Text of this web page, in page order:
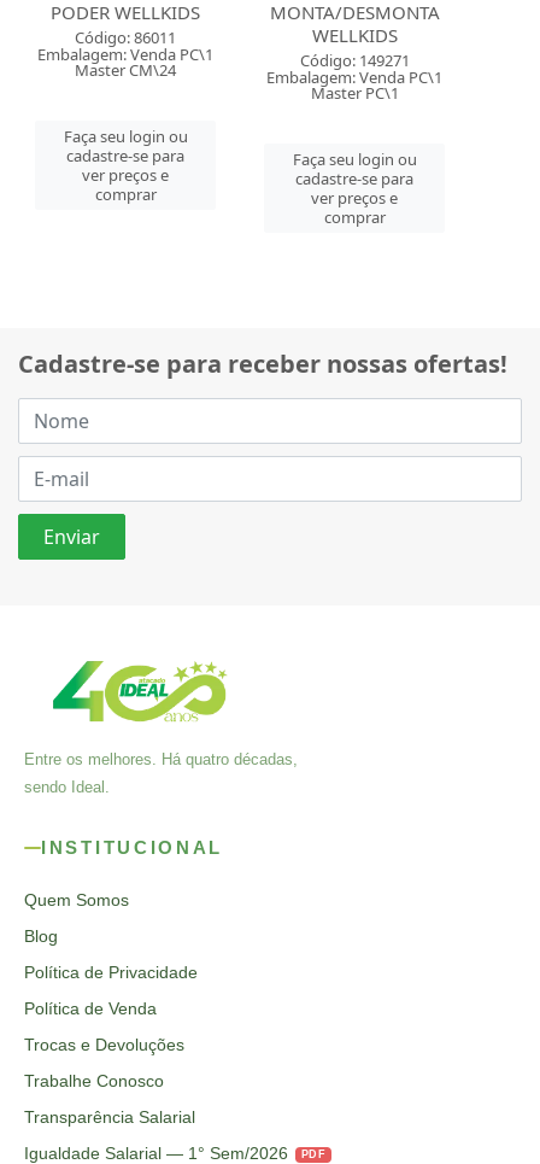
PODER WELLKIDS
Código: 86011
Embalagem: Venda PC\1
Master CM\24
Faça seu login ou
cadastre-se para
ver preços e
comprar
MONTA/DESMONTA
WELLKIDS
Código: 149271
Embalagem: Venda PC\1
Master PC\1
Faça seu login ou
cadastre-se para
ver preços e
comprar
Cadastre-se para receber nossas ofertas!
Entre os melhores. Há quatro décadas,
sendo Ideal.
INSTITUCIONAL
Quem Somos
Blog
Política de Privacidade
Política de Venda
Trocas e Devoluções
Trabalhe Conosco
Transparência Salarial
Igualdade Salarial — 1° Sem/2026
PDF